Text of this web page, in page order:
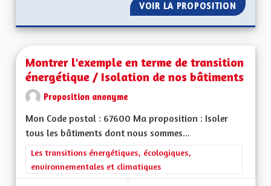
VOIR LA PROPOSITION EN
Montrer l'exemple en terme de transition
énergétique / Isolation de nos bâtiments
Proposition anonyme
Mon Code postal : 67600 Ma proposition : Isoler
tous les bâtiments dont nous sommes...
Filtrer les résultats de la catégorie : Les transitions
Les transitions énergétiques, écologiques,
environnementales et climatiques